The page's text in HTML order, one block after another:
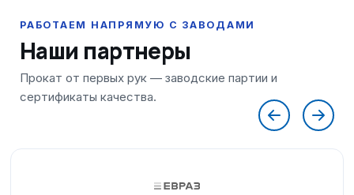
Наши партнеры